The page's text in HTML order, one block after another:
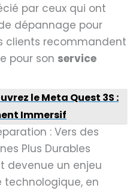
par ceux qui ont
dépannage pour
clients recommandent
pour son service
le Meta Quest 3S :
Immersif
: Vers des
Plus Durables
devenue un enjeu
technologique, en